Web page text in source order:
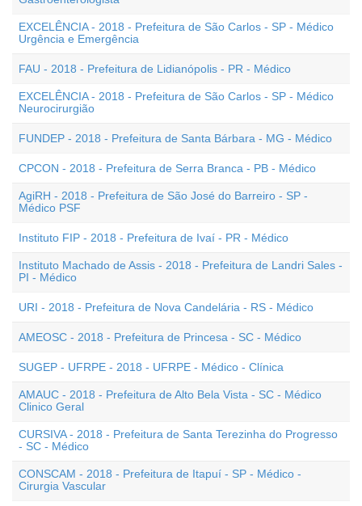
EXCELÊNCIA - 2018 - Prefeitura de São Carlos - SP - Médico
Urgência e Emergência
FAU - 2018 - Prefeitura de Lidianópolis - PR - Médico
EXCELÊNCIA - 2018 - Prefeitura de São Carlos - SP - Médico
Neurocirurgião
FUNDEP - 2018 - Prefeitura de Santa Bárbara - MG - Médico
CPCON - 2018 - Prefeitura de Serra Branca - PB - Médico
AgiRH - 2018 - Prefeitura de São José do Barreiro - SP -
Médico PSF
Instituto FIP - 2018 - Prefeitura de Ivaí - PR - Médico
Instituto Machado de Assis - 2018 - Prefeitura de Landri Sales -
PI - Médico
URI - 2018 - Prefeitura de Nova Candelária - RS - Médico
AMEOSC - 2018 - Prefeitura de Princesa - SC - Médico
SUGEP - UFRPE - 2018 - UFRPE - Médico - Clínica
AMAUC - 2018 - Prefeitura de Alto Bela Vista - SC - Médico
Clinico Geral
CURSIVA - 2018 - Prefeitura de Santa Terezinha do Progresso
- SC - Médico
CONSCAM - 2018 - Prefeitura de Itapuí - SP - Médico -
Cirurgia Vascular